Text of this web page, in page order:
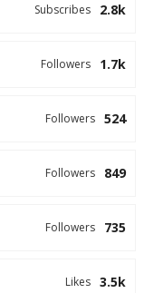
2.8k
Subscribes
1.7k
Followers
524
Followers
849
Followers
735
Followers
3.5k
Likes